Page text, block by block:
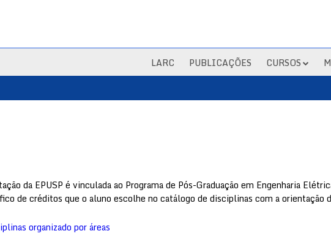
LARC PUBLICAÇÕES CURSOS
da EPUSP é vinculada ao Programa de Pós-Graduação em Engenharia
de créditos que o aluno escolhe no catálogo de disciplinas com a orientação
organizado por áreas